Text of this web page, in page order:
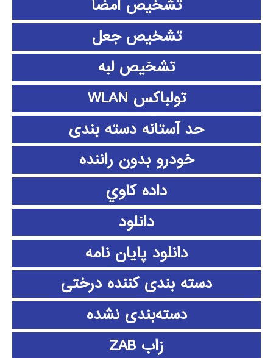
تشخیص امضا
تشخیص جعل
تشخیص لبه
تولباکس WLAN
حد آستانه دسته بندی
خودرو بدون راننده
داده كاوي
دانلود
دانلود پايان نامه
دسته بندی کننده درختی
دسته‌بندی نشده
زاب ZAB